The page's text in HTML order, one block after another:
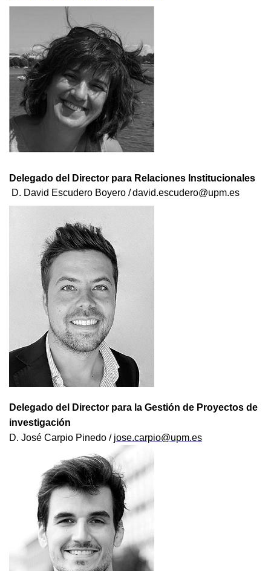
Delegado del Director para Relaciones Institucionales
D. David Escudero Boyero /david.escudero@upm.es
Delegado del Director para la Gestión de Proyectos de
investigación
D. José Carpio Pinedo / jose.carpio@upm.es